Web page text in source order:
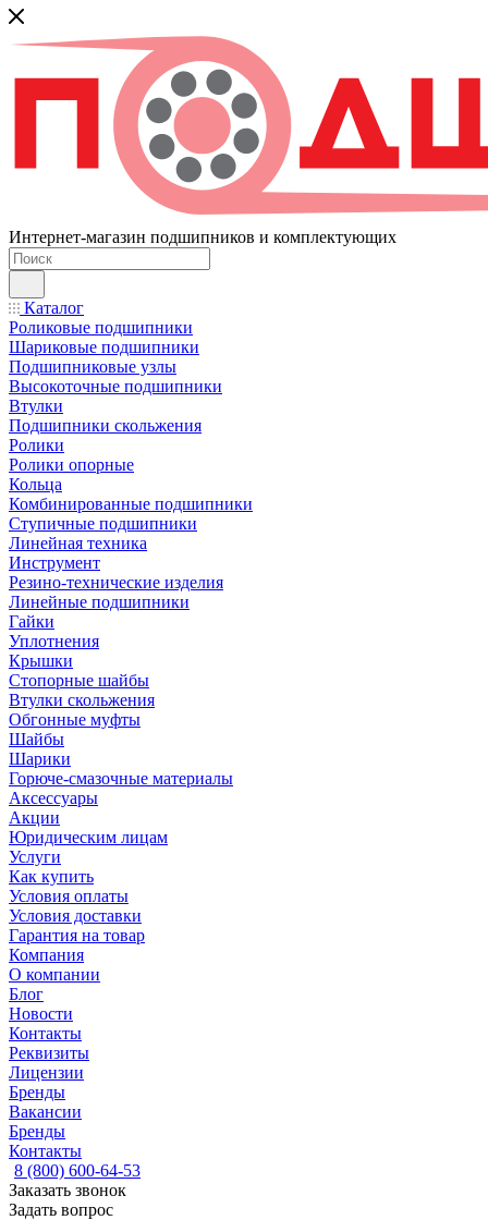
Интернет-магазин подшипников и комплектующих
Каталог
Роликовые подшипники
Шариковые подшипники
Подшипниковые узлы
Высокоточные подшипники
Втулки
Подшипники скольжения
Ролики
Ролики опорные
Кольца
Комбинированные подшипники
Ступичные подшипники
Линейная техника
Инструмент
Резино-технические изделия
Линейные подшипники
Гайки
Уплотнения
Крышки
Стопорные шайбы
Втулки скольжения
Обгонные муфты
Шайбы
Шарики
Горюче-смазочные материалы
Аксессуары
Акции
Юридическим лицам
Услуги
Как купить
Условия оплаты
Условия доставки
Гарантия на товар
Компания
О компании
Блог
Новости
Контакты
Реквизиты
Лицензии
Бренды
Вакансии
Бренды
Контакты
8 (800) 600-64-53
Заказать звонок
Задать вопрос